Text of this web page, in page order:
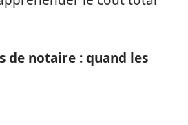
de notaire : quand les